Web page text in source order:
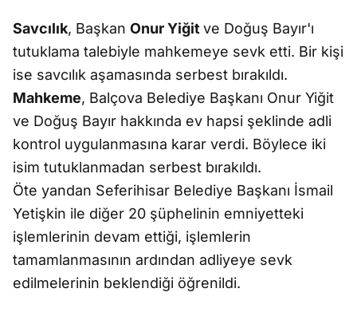
Savcılık, Başkan Onur Yiğit ve Doğuş Bayır'ı
tutuklama talebiyle mahkemeye sevk etti. Bir kişi
ise savcılık aşamasında serbest bırakıldı.
Mahkeme, Balçova Belediye Başkanı Onur Yiğit
ve Doğuş Bayır hakkında ev hapsi şeklinde adli
kontrol uygulanmasına karar verdi. Böylece iki
isim tutuklanmadan serbest bırakıldı.
Öte yandan Seferihisar Belediye Başkanı İsmail
Yetişkin ile diğer 20 şüphelinin emniyetteki
işlemlerinin devam ettiği, işlemlerin
tamamlanmasının ardından adliyeye sevk
edilmelerinin beklendiği öğrenildi.